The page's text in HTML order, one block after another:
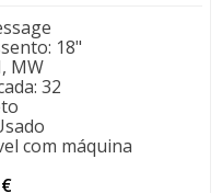
: 18"
MW
: 32
com máquina
€